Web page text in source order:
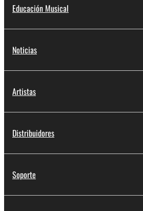
Educación Musical
Noticias
Artistas
Distribuidores
Soporte